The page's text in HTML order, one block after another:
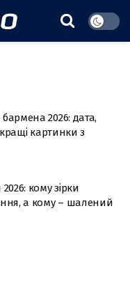
2026: дата,
картинки з
кому зірки
а кому – шалений